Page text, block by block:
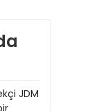
JDM